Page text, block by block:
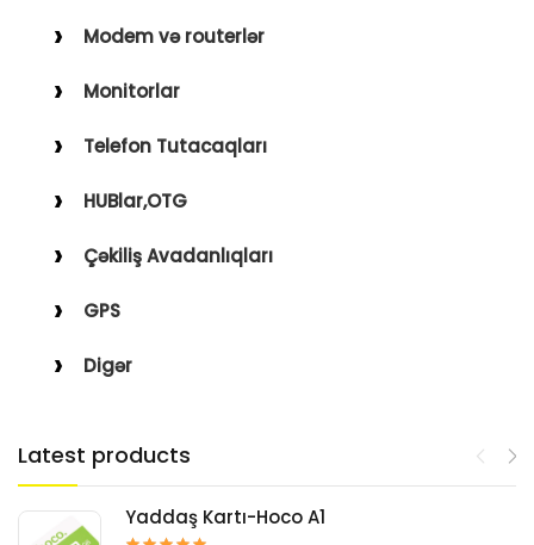
Modem və routerlər
Monitorlar
Telefon Tutacaqları
HUBlar,OTG
Çəkiliş Avadanlıqları
GPS
Digər
Latest products
Yaddaş Kartı-Hoco A1